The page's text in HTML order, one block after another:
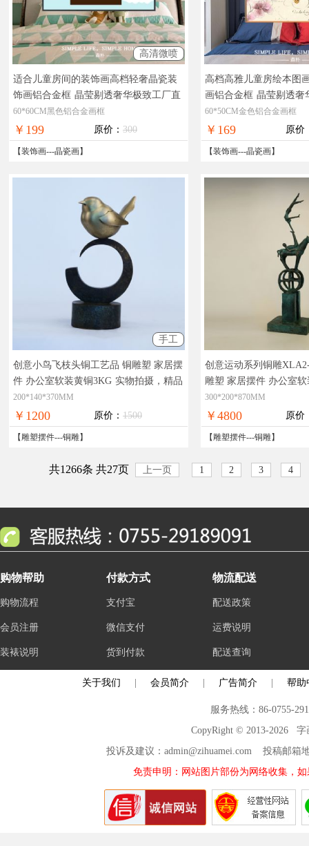
高清微喷
适合儿童房间的装饰画高档轻奢晶瓷装
饰画铝合金框 晶莹剔透奢华极致工厂直
销十五天无理由退换
60*60CM黑色铝合金画框
￥199 原价： 300
【装饰画---晶瓷画】
高档高雅儿童房绘本图
画铝合金框 晶莹剔透奢
十五天无理由退换
60*50CM金色铝合金画框
￥169 原价
【装饰画---晶瓷画】
手工
创意小鸟飞枝头铜工艺品 铜雕塑 家居摆
件 办公室软装黄铜3KG 实物拍摄，精品
艺术，在线支付，全国免邮
200*140*370MM
￥1200 原价： 1500
【雕塑摆件---铜雕】
创意运动系列铜雕
雕塑 家居摆件 办公室
物拍摄，精品艺术，在
邮
300*200*870MM
￥4800 原价
【雕塑摆件---铜雕】
共1266条 共27页 上一页 1 2 3 4
购物帮助
购物流程
会员注册
装裱说明
付款方式
支付宝
微信支付
货到付款
物流配送
配送政策
运费说明
配送查询
关于我们 会员简介 广告简介 帮助
服务热线：86-0755-
CopyRight © 2013-2026 字
投诉及建议：admin@zihuamei.com 投稿邮
免责申明：网站图片部份为网络收集，